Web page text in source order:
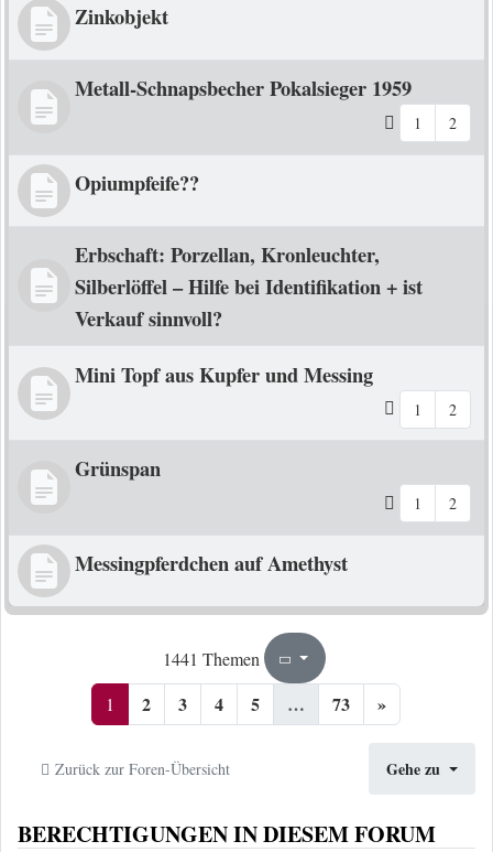
Zinkobjekt
Metall-Schnapsbecher Pokalsieger 1959
1 2
Opiumpfeife??
Erbschaft: Porzellan, Kronleuchter,
Silberlöffel – Hilfe bei Identifikation + ist
Verkauf sinnvoll?
Mini Topf aus Kupfer und Messing
1 2
Grünspan
1 2
Messingpferdchen auf Amethyst
1441 Themen Seite1
1 2 3 4 5 … 73 »
Zurück zur Foren-Übersicht Gehe zu
BERECHTIGUNGEN IN DIESEM FORUM